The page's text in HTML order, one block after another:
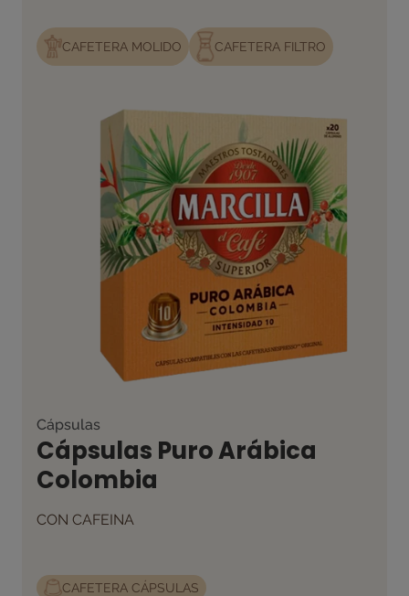
CAFETERA MOLIDO CAFETERA FILTRO
Cápsulas
Cápsulas Puro Arábica
Colombia
CON CAFEINA
CAFETERA CÁPSULAS